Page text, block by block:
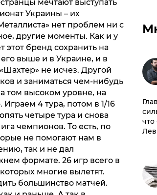
мечтают выступать
Украины – их
нет проблем ни с
другие моменты. Как и у
бренд сохранить на
выше и в Украине, и в
не исчез. Другой
и заниматься чем-нибудь
том высоком уровне, на
4 тура, потом в 1/16
четыре тура и снова
чемпионов. То есть, по
не помогают нам в
так и не дал
формате. 26 игр всего в
многие вылетят.
большинство матчей.
что